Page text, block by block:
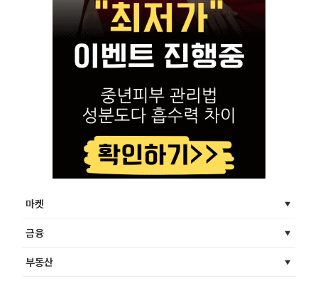
마켓
금융
부동산